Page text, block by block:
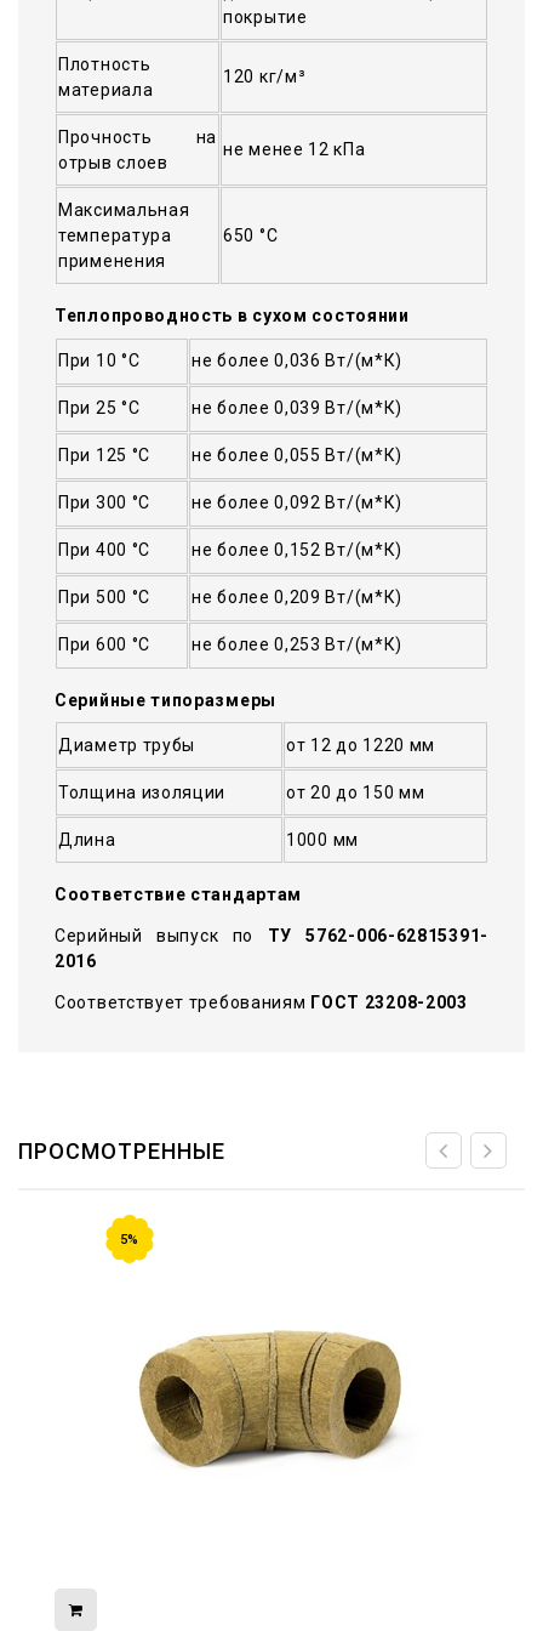
покрытие
Плотность
материала
120 кг/м³
Прочность на
отрыв слоев
не менее 12 кПа
Максимальная
температура
применения
650 °C
Теплопроводность в сухом состоянии
При 10 °С не более 0,036 Вт/(м*К)
При 25 °С не более 0,039 Вт/(м*К)
При 125 °С не более 0,055 Вт/(м*К)
При 300 °С не более 0,092 Вт/(м*К)
При 400 °С не более 0,152 Вт/(м*К)
При 500 °С не более 0,209 Вт/(м*К)
При 600 °С не более 0,253 Вт/(м*К)
Серийные типоразмеры
Диаметр трубы от 12 до 1220 мм
Толщина изоляции от 20 до 150 мм
Длина 1000 мм
Соответствие стандартам
Серийный выпуск по ТУ 5762-006-62815391-
2016
Соответствует требованиям ГОСТ 23208-2003
ПРОСМОТРЕННЫЕ
5%